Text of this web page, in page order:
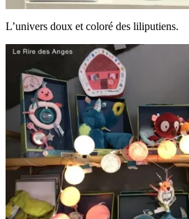
L’univers doux et coloré des liliputiens.